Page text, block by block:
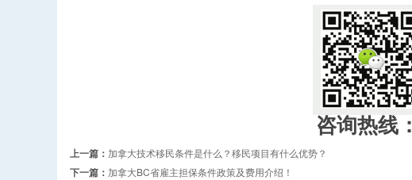
咨询热线：
上一篇： 加拿大技术移民条件是什么？移民项目有什么优势？
下一篇： 加拿大BC省雇主担保条件政策及费用介绍！